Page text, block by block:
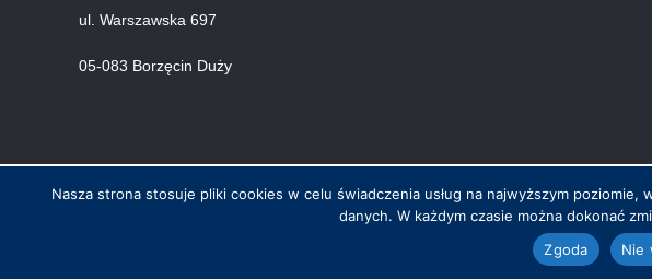
ul. Warszawska 697
05-083 Borzęcin Duży
© Wszystkie prawa zastrzeżone. Hosting i wykonanie skynet.net.pl
Nasza strona stosuje pliki cookies w celu świadczenia usług na najwyższym
danych. W każdym czasie można dokonać
Zgoda
Nie